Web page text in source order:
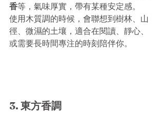
香等，氣味厚實，帶有某種安定感。
使用木質調的時候，會聯想到樹林、山
徑、微濕的土壤，適合在閱讀、靜心、
或需要長時間專注的時刻陪伴你。
3. 東方香調